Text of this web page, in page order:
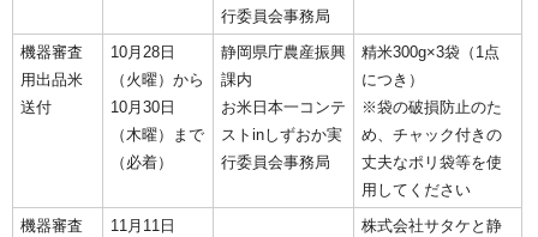
行委員会事務局
機器審査
用出品米
送付
10月28日
（火曜）から
10月30日
（木曜）まで
（必着）
静岡県庁農産振興
課内
お米日本一コンテ
ストinしずおか実
行委員会事務局
精米300g×3袋（1点
につき）
※袋の破損防止のた
め、チャック付きの
丈夫なポリ袋等を使
用してください
機器審査
11月11日
株式会社サタケと静